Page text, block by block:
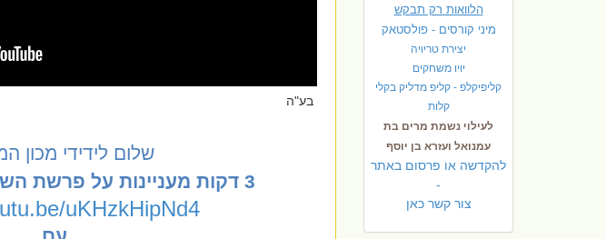
הלוואות רק תבקש
מיני קורסים - פולסטאק
יצירת טריויה
יויו משחקים
קליפיקלפ - קליפ מדליק בקלי
קלות
לעילוי נשמת מרים בת
עמנואל ועזרא בן יוסף
להקדשה או פרסום באתר
-
צור קשר כאן
בע"ה
שלום לידידי מכון
3 דקות מעניינות על פרשת
uKHzkHipNd4